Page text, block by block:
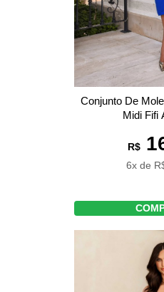
Conjunto De
Midi Fifi
R$
6x de